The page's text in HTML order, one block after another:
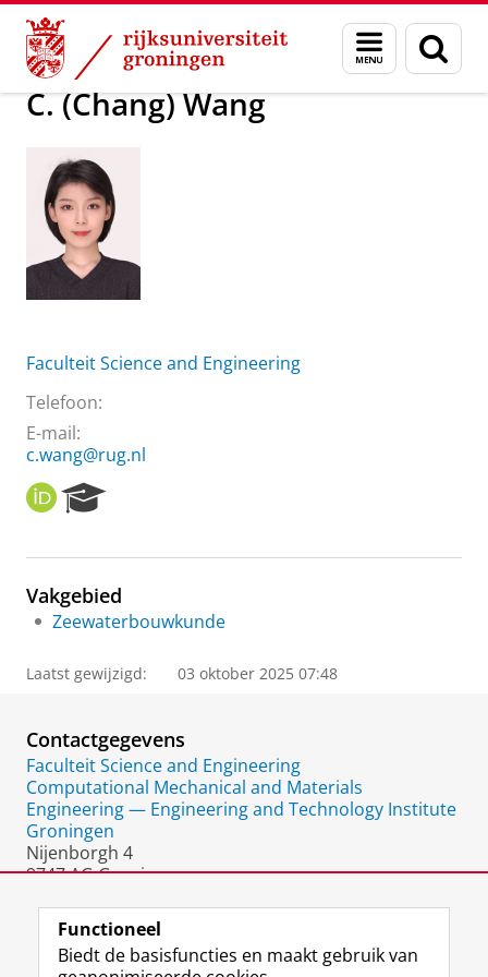
Skip
Content
Skip
Navigation
Menu
en
zoeken
Over ons C. (Chang) Wang
C. (Chang) Wang
Faculteit Science and Engineering
Telefoon:
E-mail:
c.wang@rug.nl
O
R
I
e
r
c
P
o
t
a
l
Vakgebied
Zeewaterbouwkunde
Laatst gewijzigd: 03 oktober 2025 07:48
Contactgegevens
Faculteit Science and Engineering
Computational Mechanical and Materials
Engineering — Engineering and Technology Institute
Groningen
Nijenborgh 4
9747 AG Groningen
Functioneel
Biedt de basisfuncties en maakt gebruik van